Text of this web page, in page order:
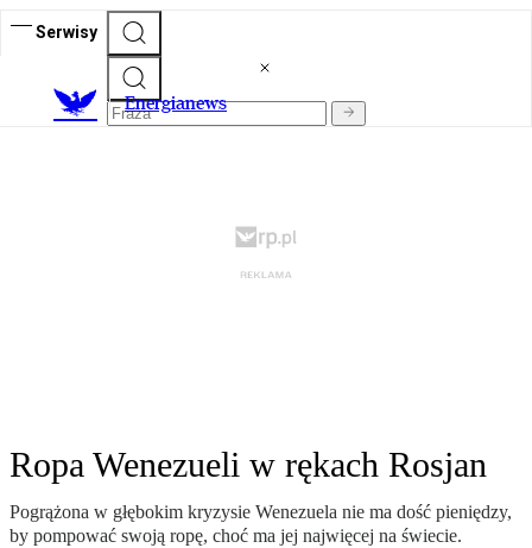
Serwisy
Energianews
Ropa Wenezueli w rękach Rosjan
Pogrążona w głębokim kryzysie Wenezuela nie ma dość pieniędzy,
by pompować swoją ropę, choć ma jej najwięcej na świecie.